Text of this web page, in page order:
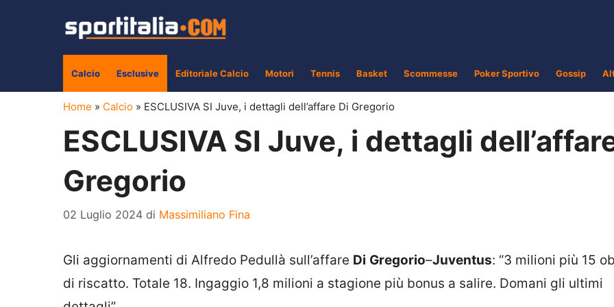
Calcio Esclusive Editoriale Calcio Motori Tennis Basket Scommesse Poker Sportivo Gossip
Home » Calcio » ESCLUSIVA SI Juve, i dettagli dell’affare Di Gregorio
ESCLUSIVA SI Juve, i dettagli
Gregorio
02 Luglio 2024 di Massimiliano Fina
Gli aggiornamenti di Alfredo Pedullà sull’affare Di Gregorio–Juventus: “3 milioni più 15
di riscatto. Totale 18. Ingaggio 1,8 milioni a stagione più bonus a salire. Domani gli ultimi